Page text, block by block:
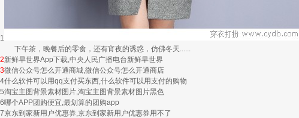
1
下午茶，晚餐后的零食，还有宵夜的诱惑，仿佛冬天......
2新鲜早世界App下载,中央人民广播电台新鲜早世界
3微信公众号怎么开通商城,微信公众号怎么开通商店
4什么软件可以用qq支付买东西,什么软件可以用支付的购物
5淘宝主图背景素材图片,淘宝主图背景素材图片黑色
6哪个APP团购便宜,最划算的团购app
7京东到家新用户优惠券,京东到家新用户优惠券用不了